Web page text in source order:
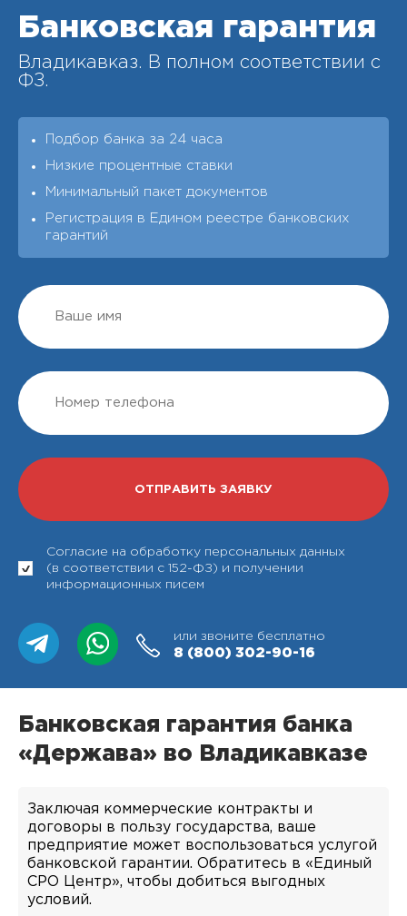
Банковская гарантия
Владикавказ. В полном соответствии с
ФЗ.
Подбор банка за 24 часа
Низкие процентные ставки
Минимальный пакет документов
Регистрация в Едином реестре банковских
гарантий
Согласие на обработку персональных данных
(в соответствии с 152-ФЗ) и получении
информационных писем
или звоните бесплатно
8 (800) 302-90-16
Банковская гарантия банка
«Держава» во Владикавказе
Заключая коммерческие контракты и
договоры в пользу государства, ваше
предприятие может воспользоваться услугой
банковской гарантии. Обратитесь в «Единый
СРО Центр», чтобы добиться выгодных
условий.